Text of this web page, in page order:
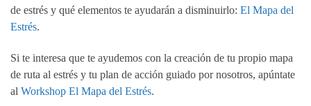
de estrés y qué elementos te ayudarán a disminuirlo: El Mapa del
Estrés.
Si te interesa que te ayudemos con la creación de tu propio mapa
de ruta al estrés y tu plan de acción guiado por nosotros, apúntate
al Workshop El Mapa del Estrés.